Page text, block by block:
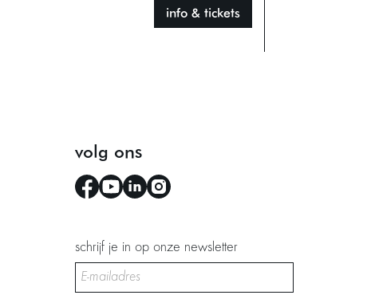
info & tickets
volg ons
schrijf je in op onze newsletter